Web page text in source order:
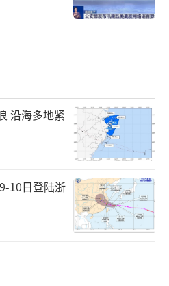
沿海多地紧
10日登陆浙